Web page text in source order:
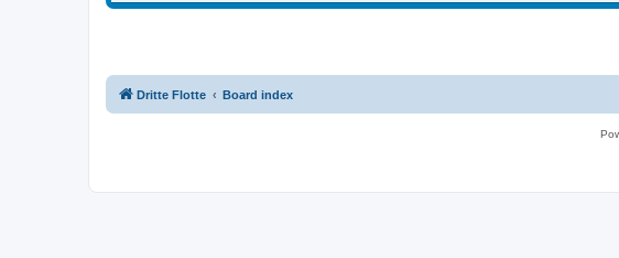
Dritte Flotte Board index